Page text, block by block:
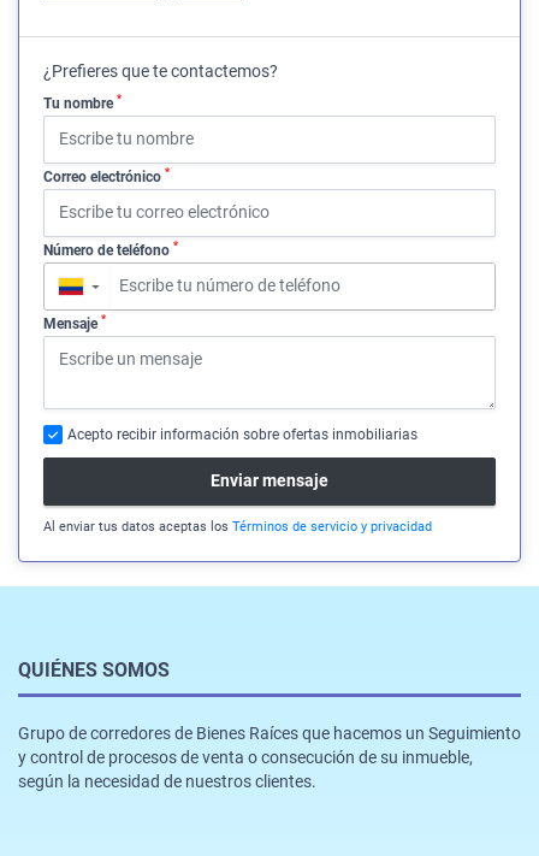
¿Prefieres que te contactemos?
Tu nombre *
Correo electrónico *
Número de teléfono *
▼
Mensaje *
Acepto recibir información sobre ofertas inmobiliarias
Enviar mensaje
Al enviar tus datos aceptas los Términos de servicio y privacidad
QUIÉNES SOMOS
Grupo de corredores de Bienes Raíces que hacemos un Seguimiento
y control de procesos de venta o consecución de su inmueble,
según la necesidad de nuestros clientes.